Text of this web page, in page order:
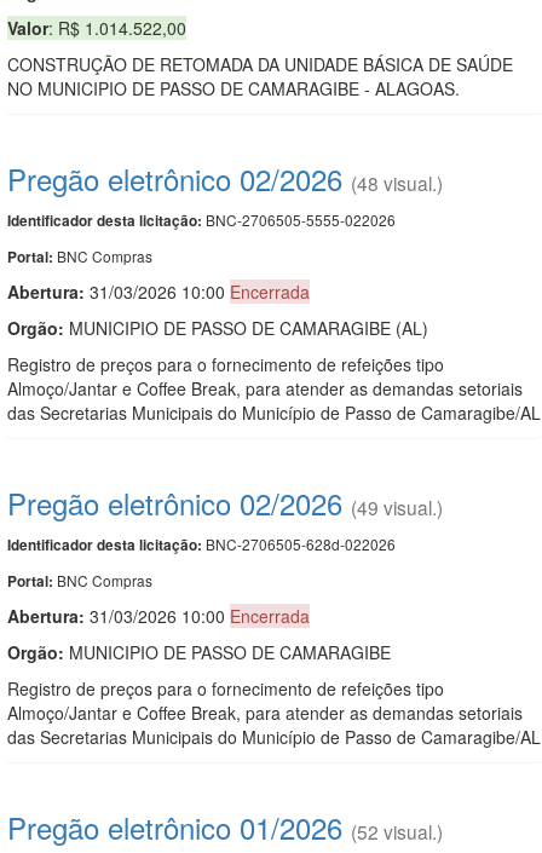
Valor: R$ 1.014.522,00
CONSTRUÇÃO DE RETOMADA DA UNIDADE BÁSICA DE SAÚDE
NO MUNICIPIO DE PASSO DE CAMARAGIBE - ALAGOAS.
Pregão eletrônico 02/2026 (48 visual.)
Identificador desta licitação: BNC-2706505-5555-022026
Portal: BNC Compras
Abertura: 31/03/2026 10:00 Encerrada
Orgão: MUNICIPIO DE PASSO DE CAMARAGIBE (AL)
Registro de preços para o fornecimento de refeições tipo
Almoço/Jantar e Coffee Break, para atender as demandas setoriais
das Secretarias Municipais do Município de Passo de Camaragibe/AL
Pregão eletrônico 02/2026 (49 visual.)
Identificador desta licitação: BNC-2706505-628d-022026
Portal: BNC Compras
Abertura: 31/03/2026 10:00 Encerrada
Orgão: MUNICIPIO DE PASSO DE CAMARAGIBE
Registro de preços para o fornecimento de refeições tipo
Almoço/Jantar e Coffee Break, para atender as demandas setoriais
das Secretarias Municipais do Município de Passo de Camaragibe/AL
Pregão eletrônico 01/2026 (52 visual.)